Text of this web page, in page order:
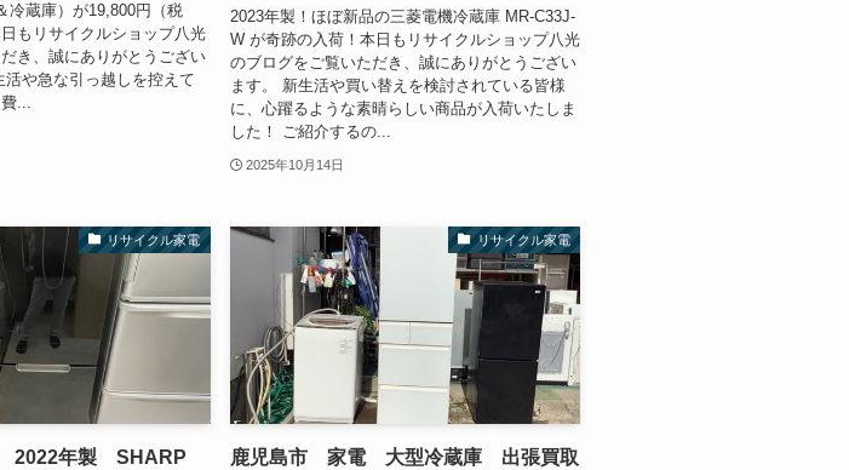
冷蔵庫）が19,800円（税
もリサイクルショップ八光
き、誠にありがとうござい
活や急な引っ越しを控えて
...
2023年製！ほぼ新品の三菱電機冷蔵庫 MR-C33J-
W が奇跡の入荷！本日もリサイクルショップ八光
のブログをご覧いただき、誠にありがとうござい
ます。 新生活や買い替えを検討されている皆様
に、心躍るような素晴らしい商品が入荷いたしま
した！ ご紹介するの...
2025年10月14日
リサイクル家電
2022年製 SHARP
リサイクル家電
鹿児島市 家電 大型冷蔵庫 出張買取